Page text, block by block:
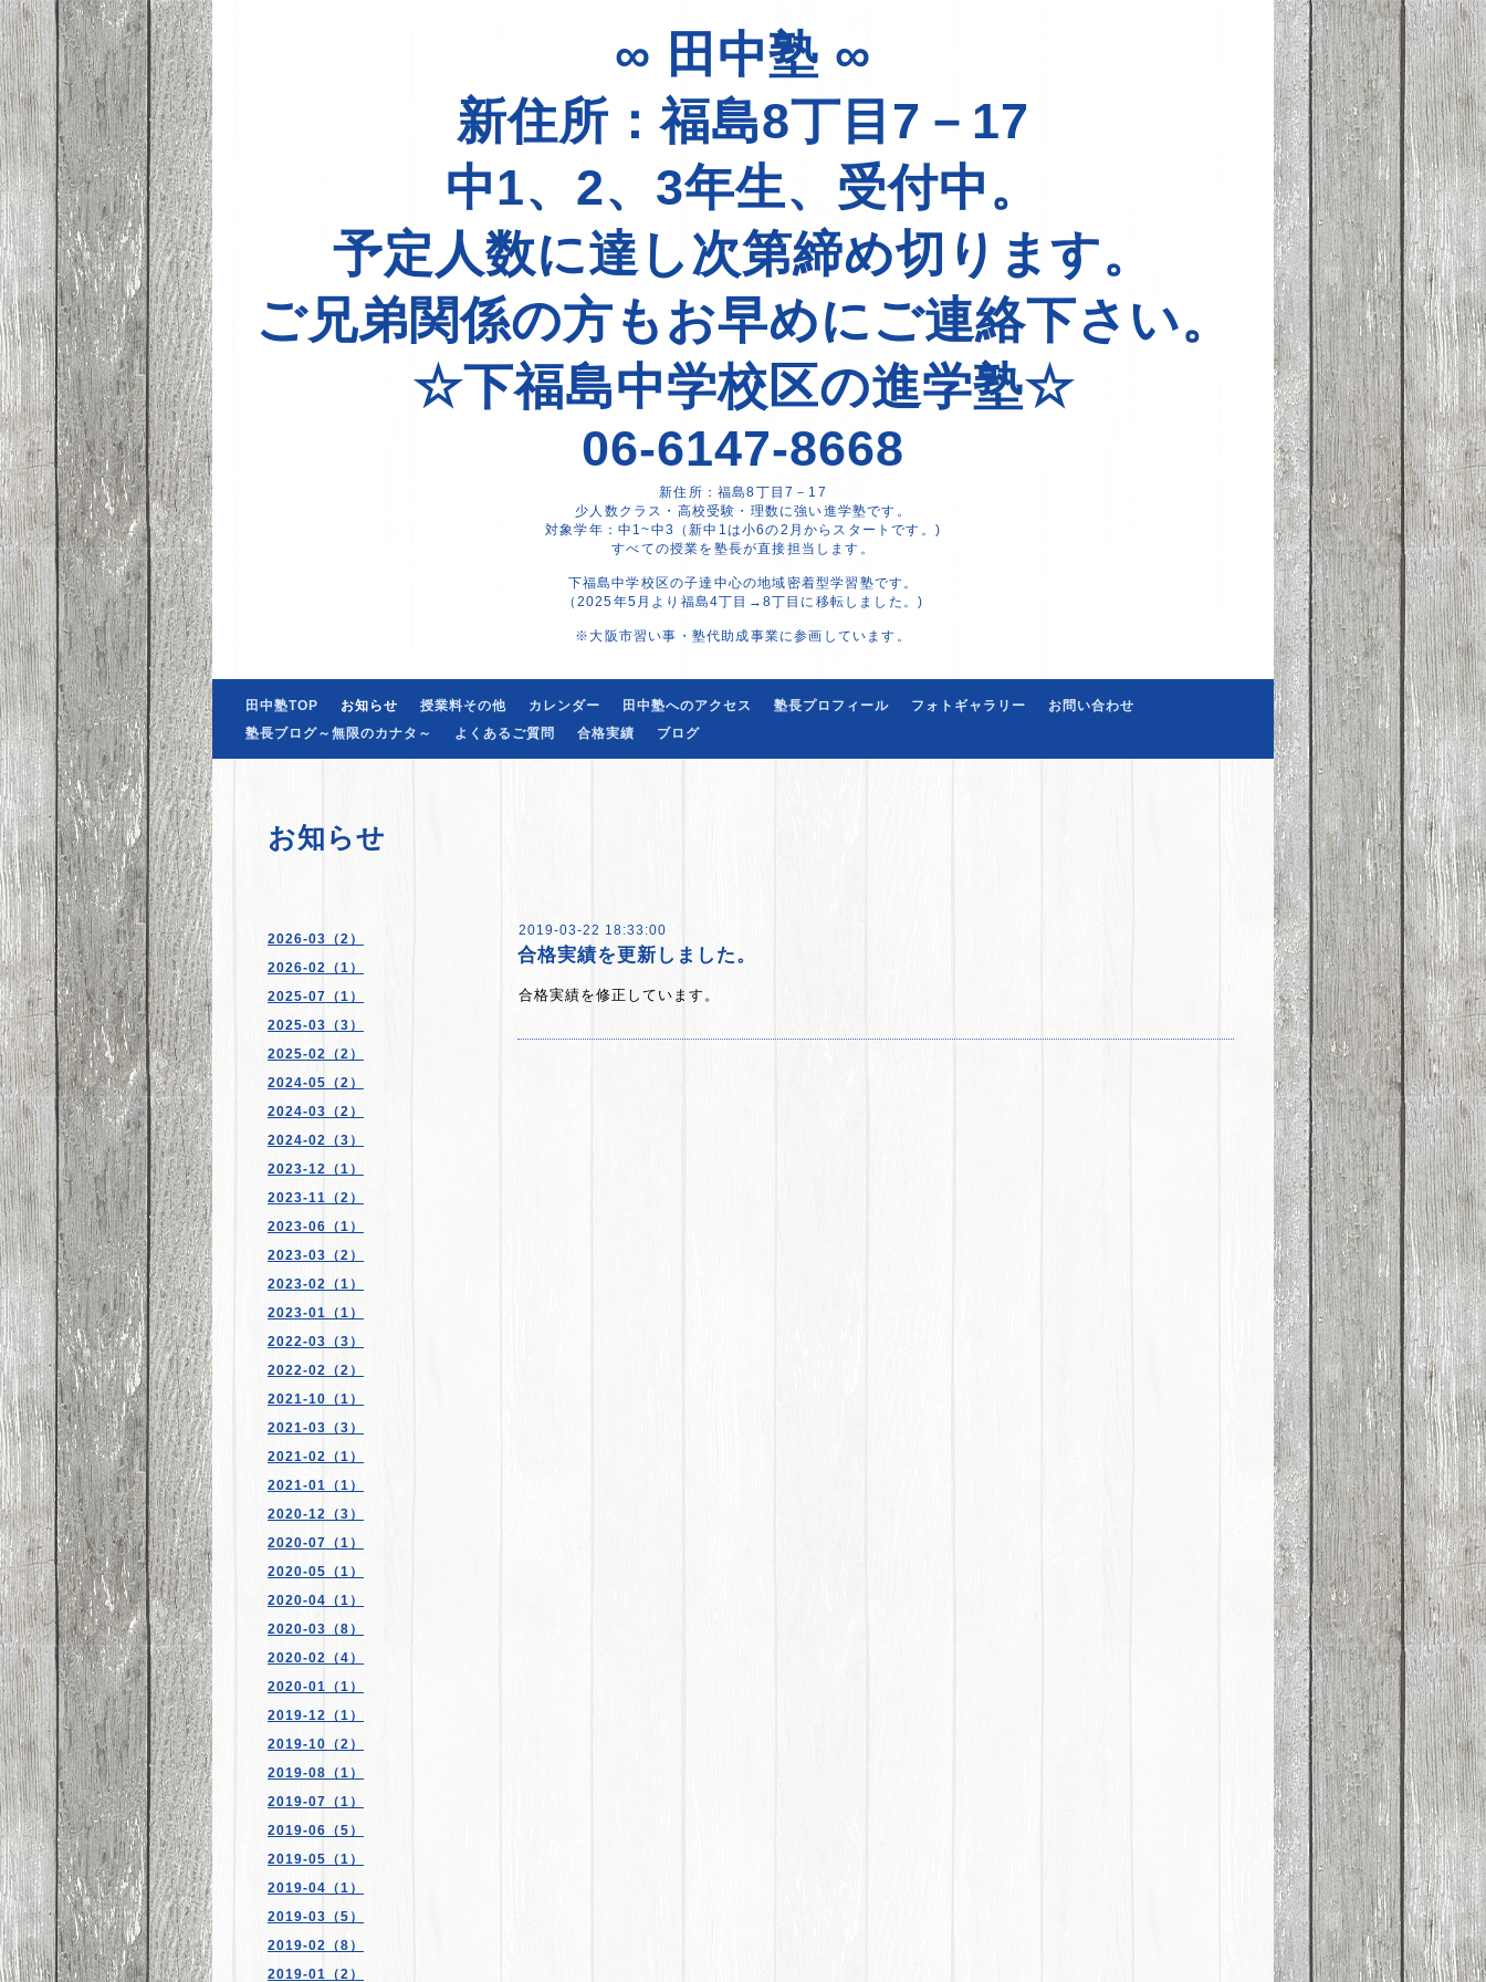
∞ 田中塾 ∞
新住所：福島8丁目7－17
中1、2、3年生、受付中。
予定人数に達し次第締め切ります。
ご兄弟関係の方もお早めにご連絡下さい。
☆下福島中学校区の進学塾☆
06-6147-8668
新住所：福島8丁目7－17
少人数クラス・高校受験・理数に強い進学塾です。
対象学年：中1~中3（新中1は小6の2月からスタートです。)
すべての授業を塾長が直接担当します。
下福島中学校区の子達中心の地域密着型学習塾です。
（2025年5月より福島4丁目→8丁目に移転しました。)
※大阪市習い事・塾代助成事業に参画しています。
田中塾TOP お知らせ 授業料その他 カレンダー 田中塾へのアクセス 塾長プロフィール フォトギャラリー
お問い合わせ
塾長ブログ～無限のカナタ～
よくあるご質問 合格実績 ブログ
2026-03（2）
2026-02（1）
2025-07（1）
2025-03（3）
2025-02（2）
2024-05（2）
2024-03（2）
2024-02（3）
2023-12（1）
2023-11（2）
2023-06（1）
2023-03（2）
2023-02（1）
2023-01（1）
2022-03（3）
2022-02（2）
2021-10（1）
2021-03（3）
2021-02（1）
2021-01（1）
2020-12（3）
2020-07（1）
2020-05（1）
2020-04（1）
2020-03（8）
2020-02（4）
2020-01（1）
2019-12（1）
2019-10（2）
2019-08（1）
2019-07（1）
2019-06（5）
2019-05（1）
2019-04（1）
2019-03（5）
2019-02（8）
2019-01（2）
お知らせ
2019-03-22 18:33:00
合格実績を更新しました。
合格実績を修正しています。